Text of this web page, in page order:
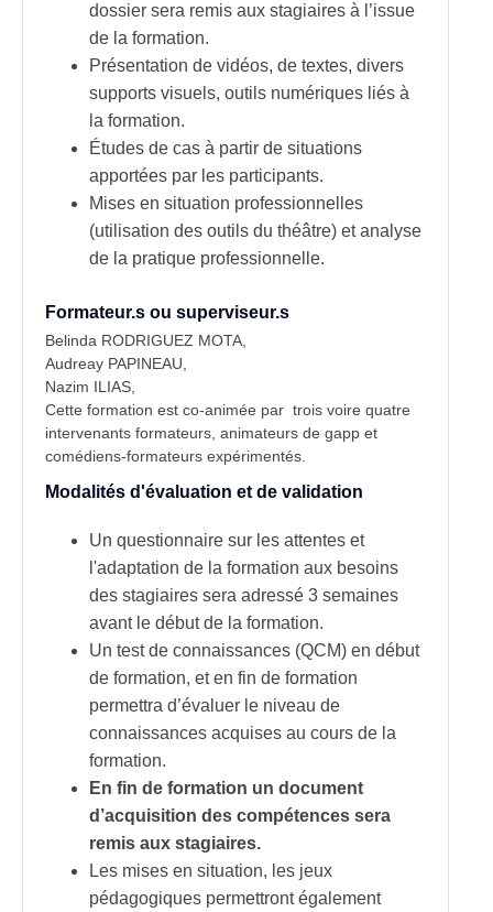
dossier sera remis aux stagiaires à l’issue
de la formation.
Présentation de vidéos, de textes, divers
supports visuels, outils numériques liés à
la formation.
Études de cas à partir de situations
apportées par les participants.
Mises en situation professionnelles
(utilisation des outils du théâtre) et analyse
de la pratique professionnelle.
Formateur.s ou superviseur.s
Belinda RODRIGUEZ MOTA,
Audreay PAPINEAU,
Nazim ILIAS,
Cette formation est co-animée par trois voire quatre
intervenants formateurs, animateurs de gapp et
comédiens-formateurs expérimentés.
Modalités d'évaluation et de validation
Un questionnaire sur les attentes et
l'adaptation de la formation aux besoins
des stagiaires sera adressé 3 semaines
avant le début de la formation.
Un test de connaissances (QCM) en début
de formation, et en fin de formation
permettra d’évaluer le niveau de
connaissances acquises au cours de la
formation.
En fin de formation un document
d’acquisition des compétences sera
remis aux stagiaires.
Les mises en situation, les jeux
pédagogiques permettront également